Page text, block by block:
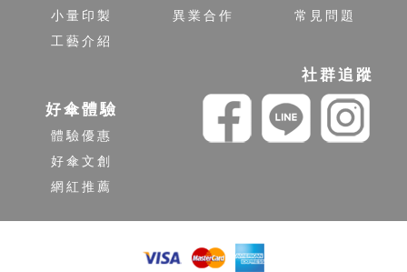
小量印製
工藝介紹
異業合作
常見問題
好傘體驗
體驗優惠
好傘文創
網紅推薦
社群追蹤